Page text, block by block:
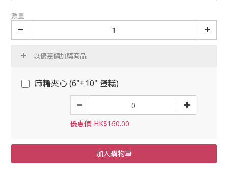
數量
以優惠價加購商品
麻糬夾心 (6"+10" 蛋糕)
優惠價 HK$160.00
加入購物車